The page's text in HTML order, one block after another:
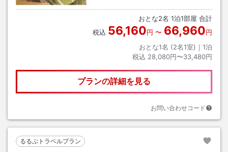
おとな2名 1泊1部屋 合計
税込 56,160円 〜 66,960円
おとな1名 (2名1室)｜ 1泊
税込 28,080円〜33,480円
プランの詳細を見る
お問い合わせコード
るるぶトラベルプラン